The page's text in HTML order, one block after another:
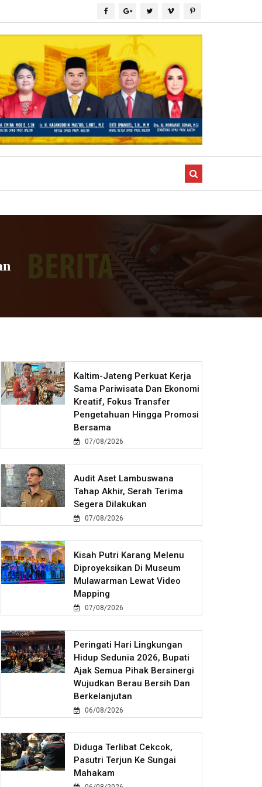
Kaltim-Jateng Perkuat Kerja
Sama Pariwisata Dan Ekonomi
Kreatif, Fokus Transfer
Pengetahuan Hingga Promosi
Bersama
07/08/2026
Audit Aset Lambuswana
Tahap Akhir, Serah Terima
Segera Dilakukan
07/08/2026
Kisah Putri Karang Melenu
Diproyeksikan Di Museum
Mulawarman Lewat Video
Mapping
07/08/2026
Peringati Hari Lingkungan
Hidup Sedunia 2026, Bupati
Ajak Semua Pihak Bersinergi
Wujudkan Berau Bersih Dan
Berkelanjutan
06/08/2026
Diduga Terlibat Cekcok,
Pasutri Terjun Ke Sungai
Mahakam